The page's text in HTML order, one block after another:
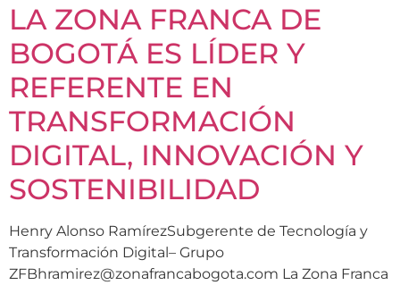
LA ZONA FRANCA DE
BOGOTÁ ES LÍDER Y
REFERENTE EN
TRANSFORMACIÓN
DIGITAL, INNOVACIÓN Y
SOSTENIBILIDAD
Henry Alonso RamírezSubgerente de Tecnología y
Transformación Digital– Grupo
ZFBhramirez@zonafrancabogota.com La Zona Franca